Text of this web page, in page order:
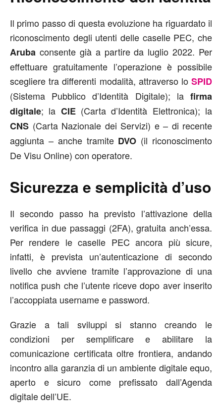
Il primo passo di questa evoluzione ha riguardato il
riconoscimento degli utenti delle caselle PEC, che
Aruba consente già a partire da luglio 2022. Per
effettuare gratuitamente l’operazione è possibile
scegliere tra differenti modalità, attraverso lo SPID
(Sistema Pubblico d’Identità Digitale); la firma
digitale; la CIE(Carta d’Identità Elettronica); la
CNS (Carta Nazionale dei Servizi) e – di recente
aggiunta – anche tramite DVO (il riconoscimento
De Visu Online) con operatore.
Sicurezza e semplicità d’uso
Il secondo passo ha previsto l’attivazione della
verifica in due passaggi (2FA), gratuita anch’essa.
Per rendere le caselle PEC ancora più sicure,
infatti, è prevista un’autenticazione di secondo
livello che avviene tramite l’approvazione di una
notifica push che l’utente riceve dopo aver inserito
l’accoppiata username e password.
Grazie a tali sviluppi si stanno creando le
condizioni per semplificare e abilitare la
comunicazione certificata oltre frontiera, andando
incontro alla garanzia di un ambiente digitale equo,
aperto e sicuro come prefissato dall’Agenda
digitale dell’UE.